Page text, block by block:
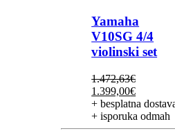
Yamaha
V10SG 4/4
violinski set
1.472,63€
Izvorna
cijena
bila
je:
1.399,00€Trenutna
cijena
je:
+ besplatna
+ isporuka odmah